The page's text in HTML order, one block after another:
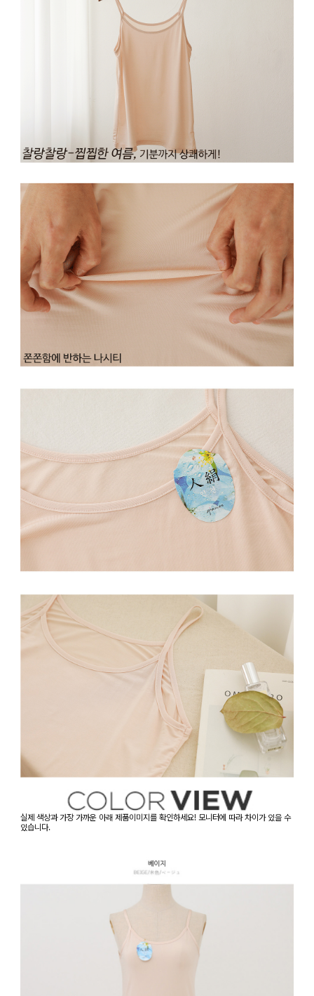
실제 색상과 가장 가까운 아래 제품이미지를 확인하세요! 모니터에 따라 차이가 있을 수
있습니다.